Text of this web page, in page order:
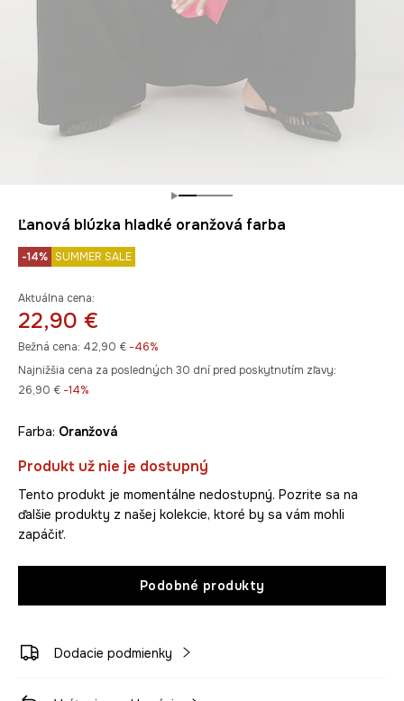
Ľanová blúzka hladké oranžová farba
-14% SUMMER SALE
Aktuálna cena:
22,90 €
Bežná cena: 42,90 € -46%
Najnižšia cena za posledných 30 dní pred poskytnutím zľavy:
26,90 € -14%
Farba: oranžová
Produkt už nie je dostupný
Tento produkt je momentálne nedostupný. Pozrite sa na
ďalšie produkty z našej kolekcie, ktoré by sa vám mohli
zapáčiť.
Podobné produkty
Dodacie podmienky